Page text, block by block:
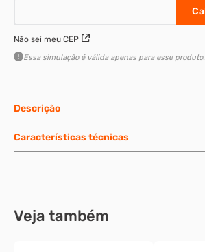
Não sei meu CEP
Essa simulação é válida apenas para esse produto.
Descrição
Características técnicas
Veja também